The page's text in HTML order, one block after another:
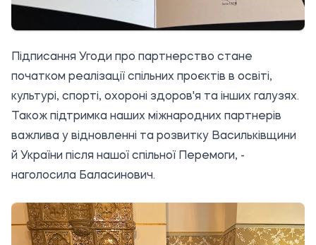
Підписання Угоди про партнерство стане
початком реалізації спільних проєктів в освіті,
культурі, спорті, охороні здоров'я та інших галузях.
Також підтримка наших міжнародних партнерів
важлива у відновленні та розвитку Васильківщини
й України після нашої спільної Перемоги, -
наголосила Баласинович.